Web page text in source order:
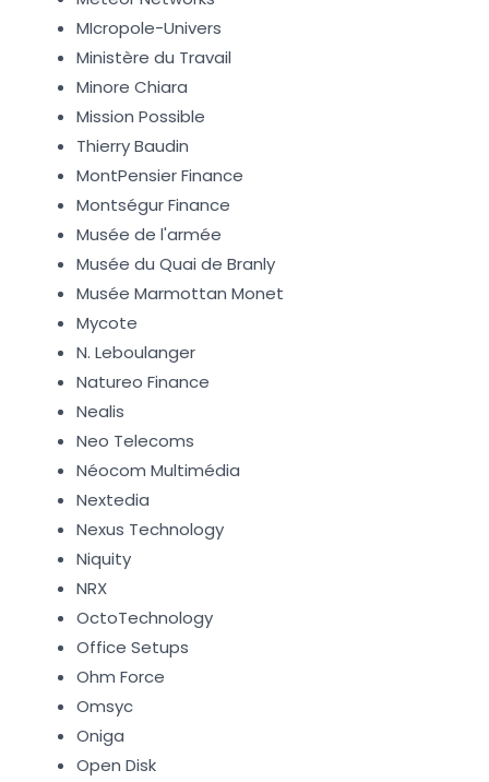
MIcropole-Univers
Ministère du Travail
Minore Chiara
Mission Possible
Thierry Baudin
MontPensier Finance
Montségur Finance
Musée de l'armée
Musée du Quai de Branly
Musée Marmottan Monet
Mycote
N. Leboulanger
Natureo Finance
Nealis
Neo Telecoms
Néocom Multimédia
Nextedia
Nexus Technology
Niquity
NRX
OctoTechnology
Office Setups
Ohm Force
Omsyc
Oniga
Open Disk